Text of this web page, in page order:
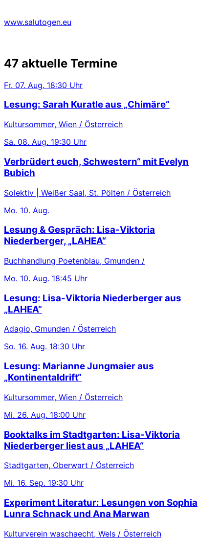
www.salutogen.eu
47 aktuelle Termine
Fr. 07. Aug. 18:30 Uhr
Lesung: Sarah Kuratle aus „Chimäre“
Kultursommer, Wien / Österreich
Sa. 08. Aug. 19:30 Uhr
Verbrüdert euch, Schwestern“ mit Evelyn
Bubich
Solektiv | Weißer Saal, St. Pölten / Österreich
Mo. 10. Aug.
Lesung & Gespräch: Lisa-Viktoria
Niederberger, „LAHEA“
Buchhandlung Poetenblau, Gmunden /
Mo. 10. Aug. 18:45 Uhr
Lesung: Lisa-Viktoria Niederberger aus
„LAHEA“
Adagio, Gmunden / Österreich
So. 16. Aug. 18:30 Uhr
Lesung: Marianne Jungmaier aus
„Kontinentaldrift“
Kultursommer, Wien / Österreich
Mi. 26. Aug. 18:00 Uhr
Booktalks im Stadtgarten: Lisa-Viktoria
Niederberger liest aus „LAHEA“
Stadtgarten, Oberwart / Österreich
Mi. 16. Sep. 19:30 Uhr
Experiment Literatur: Lesungen von Sophia
Lunra Schnack und Ana Marwan
Kulturverein waschaecht, Wels / Österreich